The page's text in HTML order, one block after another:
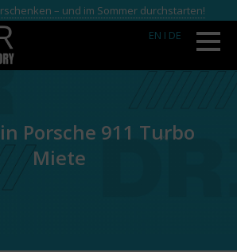
– und im Sommer durchstarten!
EN I DE
Porsche 911 Turbo
Miete